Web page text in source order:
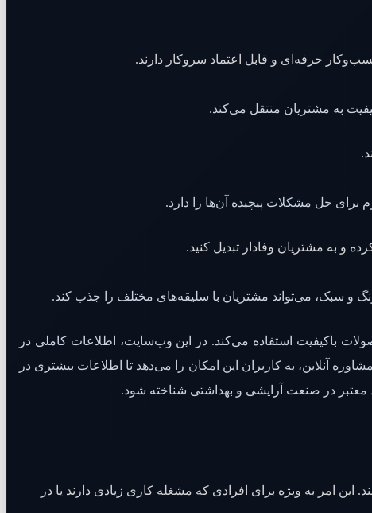
حرفه‌ای و قابل اعتماد سروکار دارند.
به مشتریان منتقل می‌کند.
حل مشکلات پیچیده آن‌ها را دارد.
و به مشتریان وفادار تبدیل کنید.
و سبک، می‌تواند مشتریان با سلیقه‌های مختلف را جذب کند.
باکیفیت استفاده می‌کند. در این وب‌سایت، اطلاعات کاملی در
آنلاین، به کاربران این امکان را می‌دهد تا اطلاعات بیشتری در
معتبر در صنعت آرایشی و بهداشتی شناخته شود.
امر به ویژه برای افرادی که مشغله کاری زیادی دارند یا در